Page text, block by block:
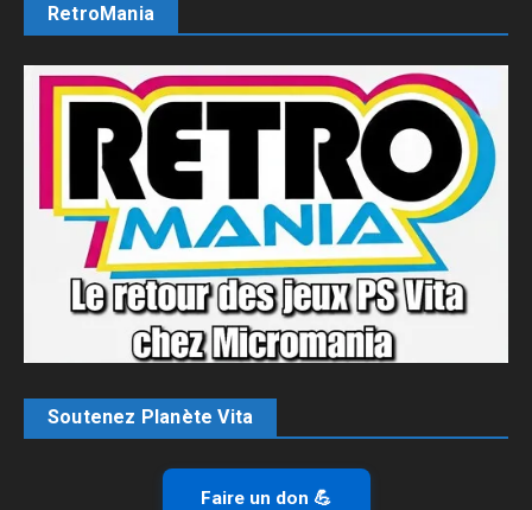
RetroMania
Soutenez Planète Vita
Faire un don 💪